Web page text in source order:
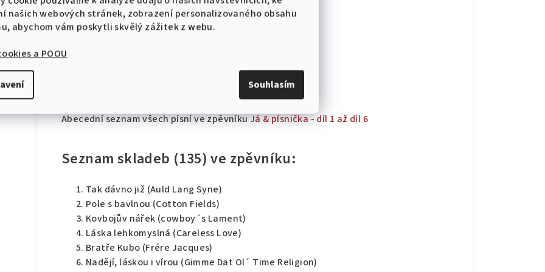
našich webových stránek, zobrazení personalizovaného obsahu
abychom vám poskytli skvělý zážitek z webu.
a POOU
Souhlasím
Já & písnička 2
Já & písnička 3
Já & písnička 5
Abecední seznam všech písní ve zpěvníkuJá & písnička - díl 1 až díl 6
Seznam skladeb (135) ve zpěvníku:
Tak dávno již (Auld Lang Syne)
Pole s bavlnou (Cotton Fields)
Kovbojův nářek (cowboy´s Lament)
Láska lehkomyslná (Careless Love)
Bratře Kubo (Frére Jacques)
Nadějí, láskou i vírou (Gimme Dat Ol´ Time Religion)
10 % sleva na první objednávku!
Zásady zpracování osobních údajů